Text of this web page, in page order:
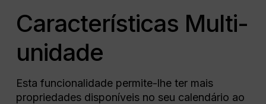
Características Multi-
unidade
Esta funcionalidade permite-lhe ter mais
propriedades disponíveis no seu calendário ao